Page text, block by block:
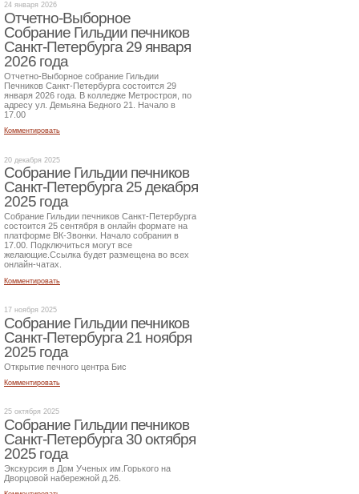
24 января 2026
Отчетно-Выборное
Собрание Гильдии печников
Санкт-Петербурга 29 января
2026 года
Отчетно-Выборное собрание Гильдии
Печников Санкт-Петербурга состоится 29
января 2026 года. В колледже Метростроя, по
адресу ул. Демьяна Бедного 21. Начало в
17.00
Комментировать
20 декабря 2025
Собрание Гильдии печников
Санкт-Петербурга 25 декабря
2025 года
Собрание Гильдии печников Санкт-Петербурга
состоится 25 сентября в онлайн формате на
платформе ВК-Звонки. Начало собрания в
17.00. Подключиться могут все
желающие.Ссылка будет размещена во всех
онлайн-чатах.
Комментировать
17 ноября 2025
Собрание Гильдии печников
Санкт-Петербурга 21 ноября
2025 года
Открытие печного центра Бис
Комментировать
25 октября 2025
Собрание Гильдии печников
Санкт-Петербурга 30 октября
2025 года
Экскурсия в Дом Ученых им.Горького на
Дворцовой набережной д.26.